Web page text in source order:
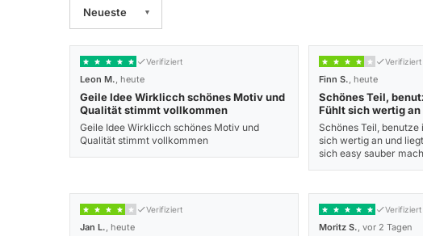
Verifiziert
Leon M., heute
Geile Idee Wirklicch schönes Motiv und
Qualität stimmt vollkommen
Geile Idee Wirklicch schönes Motiv und
Qualität stimmt vollkommen
Verifiziert
Finn S., heute
Schönes Teil,
Fühlt sich wertig
Schönes Teil,
sich wertig an und
sich easy sauber
Verifiziert
Jan L., heute
Verifiziert
Moritz S., vor 2 Tagen